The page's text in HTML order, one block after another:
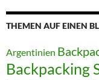
THEMEN AUF EINEN
Argentinien
Backpacking